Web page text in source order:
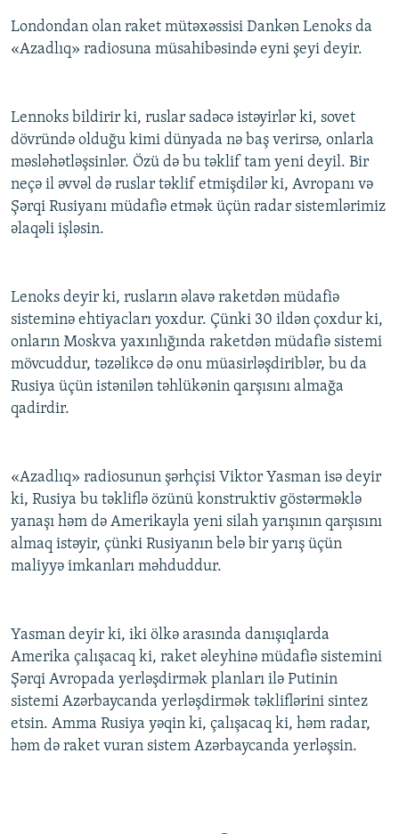
Londondan olan raket mütəxəssisi Dankən Lenoks da
«Azadlıq» radiosuna müsahibəsində eyni şeyi deyir.
Lennoks bildirir ki, ruslar sadəcə istəyirlər ki, sovet
dövründə olduğu kimi dünyada nə baş verirsə, onlarla
məsləhətləşsinlər. Özü də bu təklif tam yeni deyil. Bir
neçə il əvvəl də ruslar təklif etmişdilər ki, Avropanı və
Şərqi Rusiyanı müdafiə etmək üçün radar sistemlərimiz
əlaqəli işləsin.
Lenoks deyir ki, rusların əlavə raketdən müdafiə
sisteminə ehtiyacları yoxdur. Çünki 30 ildən çoxdur ki,
onların Moskva yaxınlığında raketdən müdafiə sistemi
mövcuddur, təzəlikcə də onu müasirləşdiriblər, bu da
Rusiya üçün istənilən təhlükənin qarşısını almağa
qadirdir.
«Azadlıq» radiosunun şərhçisi Viktor Yasman isə deyir
ki, Rusiya bu təkliflə özünü konstruktiv göstərməklə
yanaşı həm də Amerikayla yeni silah yarışının qarşısını
almaq istəyir, çünki Rusiyanın belə bir yarış üçün
maliyyə imkanları məhduddur.
Yasman deyir ki, iki ölkə arasında danışıqlarda
Amerika çalışacaq ki, raket əleyhinə müdafiə sistemini
Şərqi Avropada yerləşdirmək planları ilə Putinin
sistemi Azərbaycanda yerləşdirmək təkliflərini sintez
etsin. Amma Rusiya yəqin ki, çalışacaq ki, həm radar,
həm də raket vuran sistem Azərbaycanda yerləşsin.